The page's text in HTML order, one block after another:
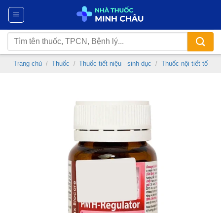
Chuyển
nội
dung
Tìm
kiếm:
Trang chủ / Thuốc / Thuốc tiết niệu - sinh dục / Thuốc nội tiết tố